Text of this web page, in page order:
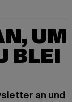
UM
BLEI
an und